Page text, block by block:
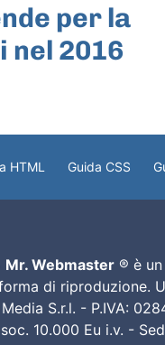
per la
nel 2016
HTML Guida CSS
Mr. Webmaster® è un
di riproduzione.
S.r.l. - P.IVA:
10.000 Eu i.v. -